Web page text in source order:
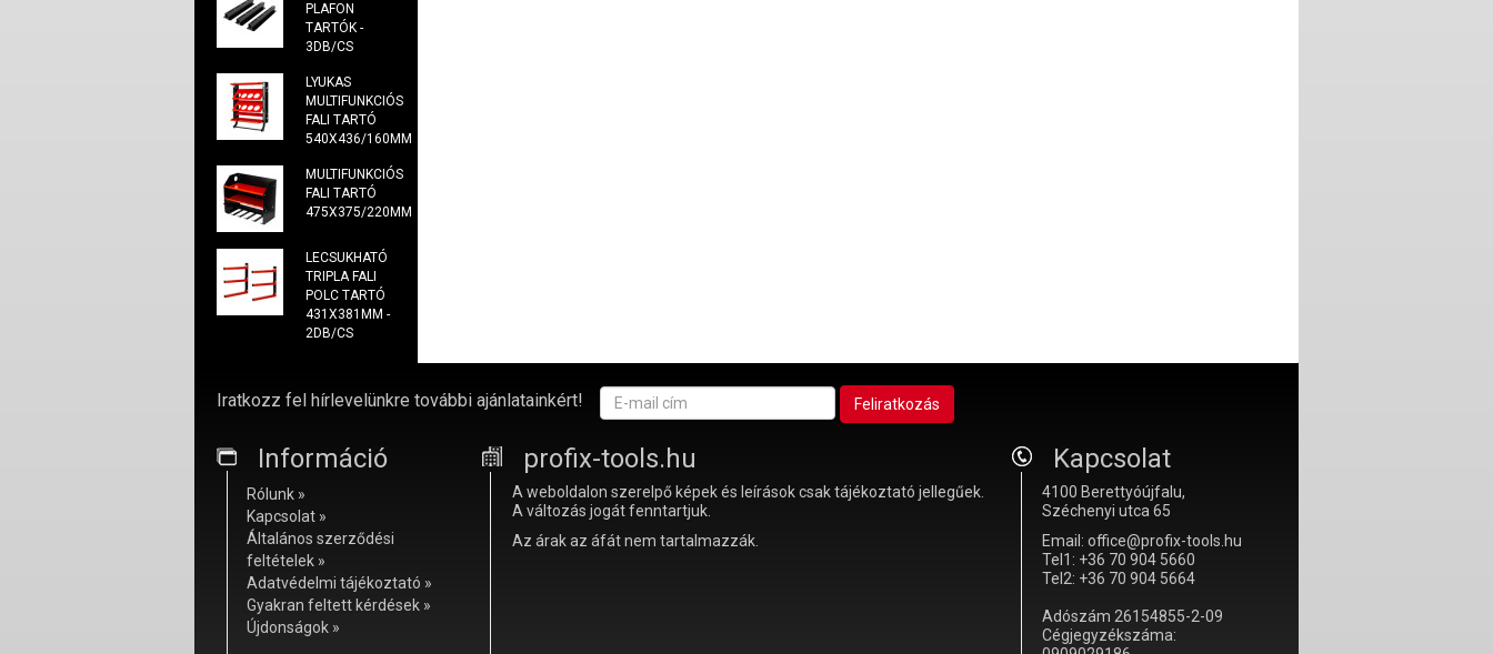
PLAFON
TARTÓK -
3DB/CS
LYUKAS
MULTIFUNKCIÓS
FALI TARTÓ
540X436/160MM
MULTIFUNKCIÓS
FALI TARTÓ
475X375/220MM
LECSUKHATÓ
TRIPLA FALI
POLC TARTÓ
431X381MM -
2DB/CS
Iratkozz fel hírlevelünkre további ajánlatainkért!
Információ
Rólunk »
Kapcsolat »
Általános szerződési
feltételek »
Adatvédelmi tájékoztató »
Gyakran feltett kérdések »
Újdonságok »
profix-tools.hu
A weboldalon szerelpő képek és leírások csak tájékoztató jellegűek.
A változás jogát fenntartjuk.
Az árak az áfát nem tartalmazzák.
Kapcsolat
4100 Berettyóújfalu,
Széchenyi utca 65
Email: office@profix-tools.hu
Tel1: +36 70 904 5660
Tel2: +36 70 904 5664
Adószám 26154855-2-09
Cégjegyzékszáma: